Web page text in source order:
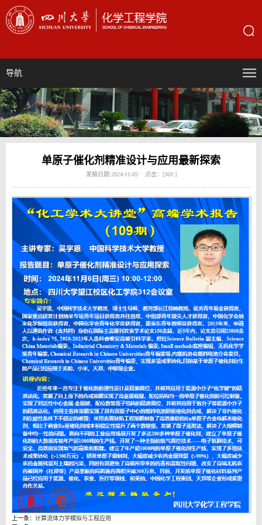
导航
单原子催化剂精准设计与应用最新探索
发稿日期:2024-11-05 点击：[369 ]
上一条： 计算流体力学模拟与工程应用